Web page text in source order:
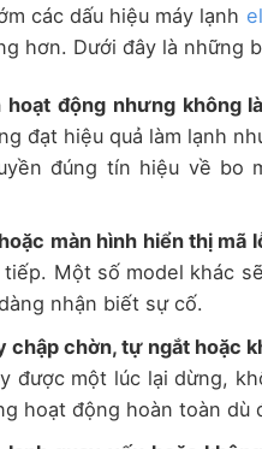
các dấu hiệu máy lạnh
hơn. Dưới đây là những
hoạt động nhưng không
đạt hiệu quả làm lạnh
đúng tín hiệu về bo
màn hình hiển thị mã
Một số model khác
nhận biết sự cố.
chập chờn, tự ngắt hoặc
được một lúc lại dừng,
hoạt động hoàn toàn dù